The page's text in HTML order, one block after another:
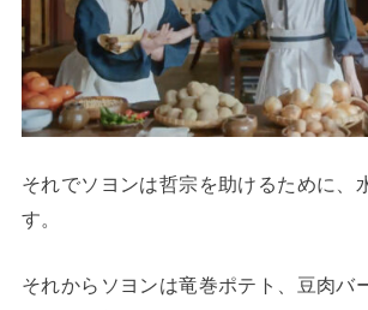
それでソヨンは哲宗を助けるために、
す。
それからソヨンは竜巻ポテト、豆肉バ